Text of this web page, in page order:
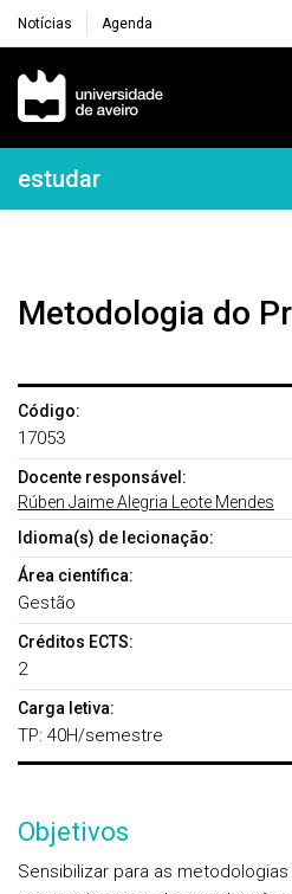
Notícias Agenda
Navegação Principal
Navegação Lateral
estudar
Metodologia do
Código:
17053
Docente responsável:
Rúben Jaime Alegria Leote Mendes
Idioma(s) de lecionação:
Área científica:
Gestão
Créditos ECTS:
2
Carga letiva:
TP: 40H/semestre
Objetivos
Sensibilizar para as